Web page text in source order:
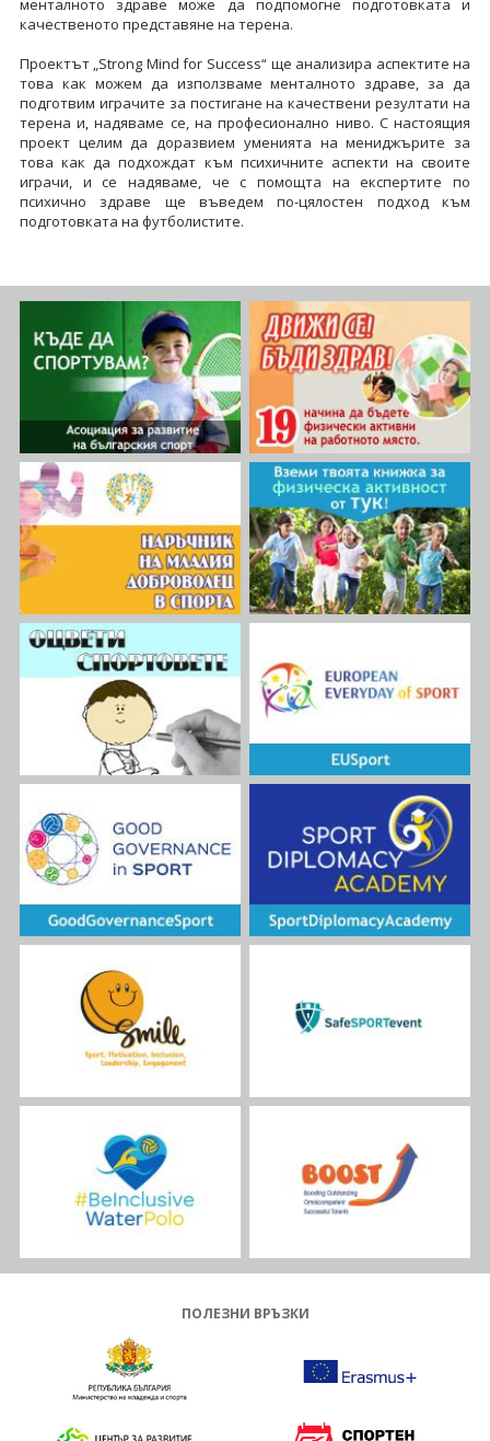
качественото представяне на терена.
Проектът „Strong Mind for Success“ ще анализира аспектите на
това как можем да използваме менталното здраве, за да
подготвим играчите за постигане на качествени резултати на
терена и, надяваме се, на професионално ниво. С настоящия
проект целим да доразвием уменията на мениджърите за
това как да подхождат към психичните аспекти на своите
играчи, и се надяваме, че с помощта на експертите по
психично здраве ще въведем по-цялостен подход към
подготовката на футболистите.
ПОЛЕЗНИ ВРЪЗКИ